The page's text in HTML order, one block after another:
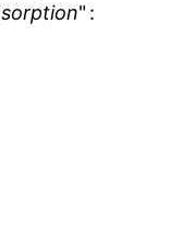
sorption" :